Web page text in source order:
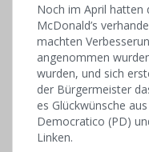
Noch im April hatten
McDonald’s
machten
angenommen
wurden, und sich
der Bürgermeister
es Glückwünsche
Democratico (PD)
Linken.